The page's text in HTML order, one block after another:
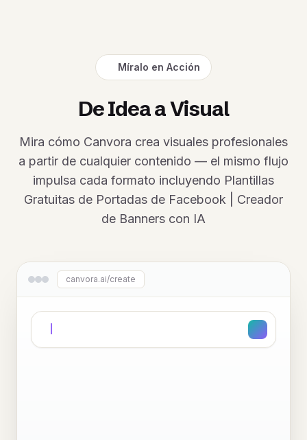
Míralo en Acción
De Idea a Visual
Mira cómo Canvora crea visuales profesionales
a partir de cualquier contenido — el mismo flujo
impulsa cada formato incluyendo Plantillas
Gratuitas de Portadas de Facebook | Creador
de Banners con IA
canvora.ai/create